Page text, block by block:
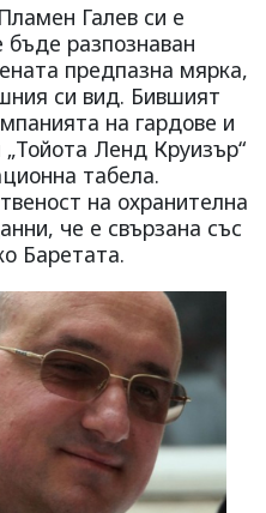
Галев си е
разпознаван
предпазна мярка,
си вид. Бившият
на гардове и
Ленд Круизър“
табела.
на охранителна
че е свързана със
Баретата.